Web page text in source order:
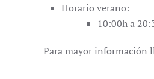
Horario verano:
10:00h a
Para mayor información